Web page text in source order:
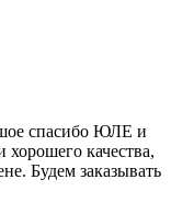
спасибо ЮЛЕ и
хорошего качества,
Будем заказывать